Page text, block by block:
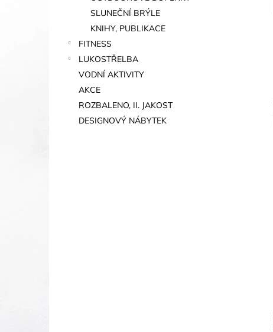
SLUNEČNÍ BRÝLE
KNIHY, PUBLIKACE
FITNESS
LUKOSTŘELBA
VODNÍ AKTIVITY
AKCE
ROZBALENO, II. JAKOST
DESIGNOVÝ NÁBYTEK